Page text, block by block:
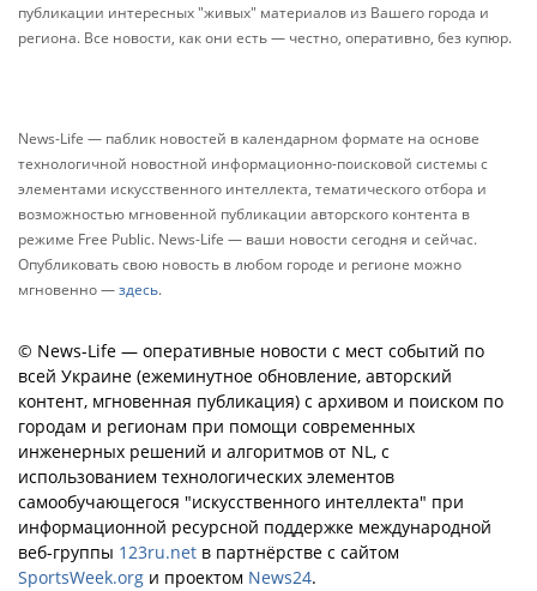
публикации интересных "живых" материалов из Вашего города и
региона. Все новости, как они есть — честно, оперативно, без купюр.
News-Life — паблик новостей в календарном формате на основе
технологичной новостной информационно-поисковой системы с
элементами искусственного интеллекта, тематического отбора и
возможностью мгновенной публикации авторского контента в
режиме Free Public. News-Life — ваши новости сегодня и сейчас.
Опубликовать свою новость в любом городе и регионе можно
мгновенно —здесь.
© News-Life — оперативные новости с мест событий по
всей Украине (ежеминутное обновление, авторский
контент, мгновенная публикация) с архивом и поиском по
городам и регионам при помощи современных
инженерных решений и алгоритмов от NL, с
использованием технологических элементов
самообучающегося "искусственного интеллекта" при
информационной ресурсной поддержке международной
веб-группы 123ru.net в партнёрстве с сайтом
SportsWeek.org и проектом News24.